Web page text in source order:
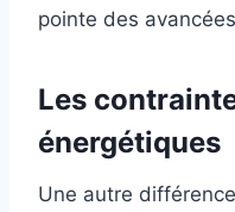
pointe des
Les
énergétiques
Une autre